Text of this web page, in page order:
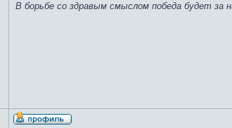
В борьбе со здравым смыслом победа будет за